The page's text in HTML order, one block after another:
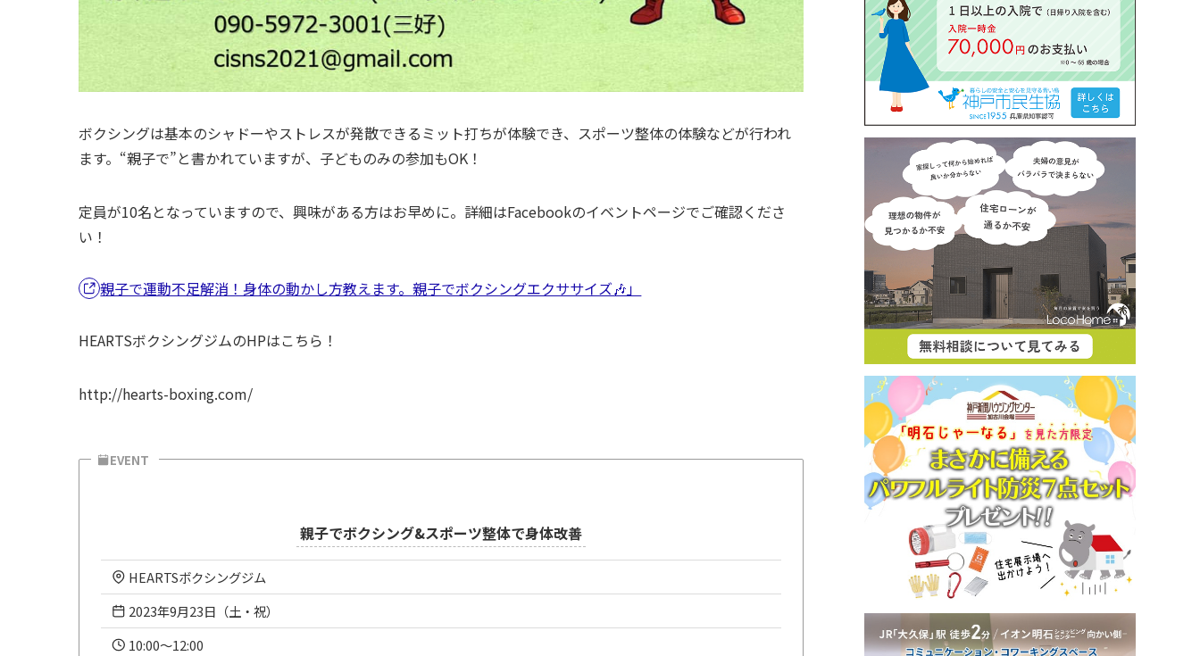
ボクシングは基本のシャドーやストレスが発散できるミット打ちが体験でき、スポーツ整体の体験などが行われ
ます。“親子で”と書かれていますが、子どものみの参加もOK！
定員が10名となっていますので、興味がある方はお早めに。詳細はFacebookのイベントページでご確認くださ
い！
親子で運動不足解消！身体の動かし方教えます。親子でボクシングエクササイズ🎶」
HEARTSボクシングジムのHPはこちら！
http://hearts-boxing.com/
EVENT
親子でボクシング&スポーツ整体で身体改善
HEARTSボクシングジム
2023年9月23日（土・祝）
10:00～12:00